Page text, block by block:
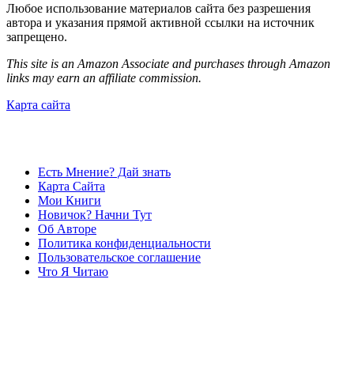
Любое использование материалов сайта без разрешения
автора и указания прямой активной ссылки на источник
запрещено.
This site is an Amazon Associate and purchases through Amazon
links may earn an affiliate commission.
Карта сайта
Есть Мнение? Дай знать
Карта Сайта
Мои Книги
Новичок? Начни Тут
Об Авторе
Политика конфиденциальности
Пользовательское соглашение
Что Я Читаю